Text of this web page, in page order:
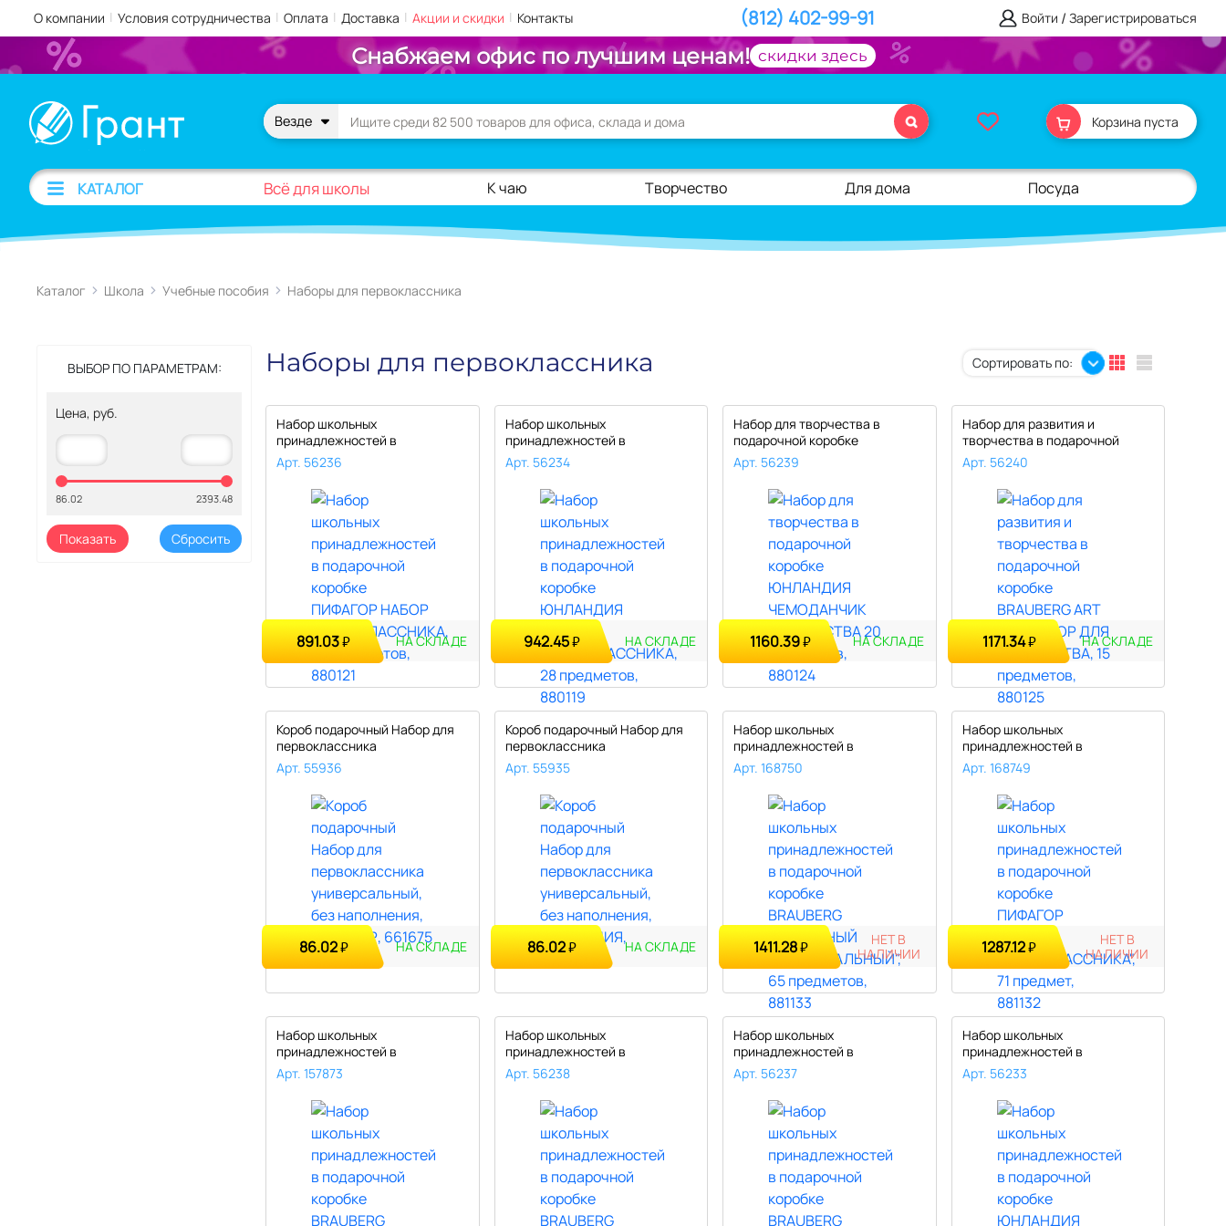
О компании | Условия сотрудничества | Оплата | Доставка | Акции и скидки | Контакты (812) 402-99-91 Войти / Зарегистрироваться
Снабжаем офис по лучшим ценам! скидки здесь
Везде Корзина пуста
КАТАЛОГ Всё для школы К чаю Творчество Для дома Посуда
Каталог Школа Учебные пособия Наборы для первоклассника
ВЫБОР ПО ПАРАМЕТРАМ:
Цена, руб.
86.02 2393.48
Наборы для первоклассника Сортировать по:
Набор школьных
принадлежностей в
подарочной коробке ПИФ..
Арт. 56236
891.03₽ НА СКЛАДЕ
Набор школьных
принадлежностей в
подарочной коробке ЮНЛ..
Арт. 56234
942.45₽ НА СКЛАДЕ
Набор для творчества в
подарочной коробке
ЮНЛАНДИЯ ЧЕМО..
Арт. 56239
1160.39₽ НА СКЛАДЕ
Набор для развития и
творчества в подарочной
коробке BR..
Арт. 56240
1171.34₽ НА СКЛАДЕ
Короб подарочный Набор для
первоклассника
универсальный..
Арт. 55936
86.02₽ НА СКЛАДЕ
Короб подарочный Набор для
первоклассника
универсальный..
Арт. 55935
86.02₽ НА СКЛАДЕ
Набор школьных
принадлежностей в
подарочной коробке BRA..
Арт. 168750
1411.28₽
НЕТ В
НАЛИЧИИ
Набор школьных
принадлежностей в
подарочной коробке ПИФ..
Арт. 168749
1287.12₽
НЕТ В
НАЛИЧИИ
Набор школьных
принадлежностей в
подарочной коробке BRA..
Арт. 157873
Набор школьных
принадлежностей в
подарочной коробке BRA..
Арт. 56238
Набор школьных
принадлежностей в
подарочной коробке BRA..
Арт. 56237
Набор школьных
принадлежностей в
подарочной коробке ЮНЛ..
Арт. 56233